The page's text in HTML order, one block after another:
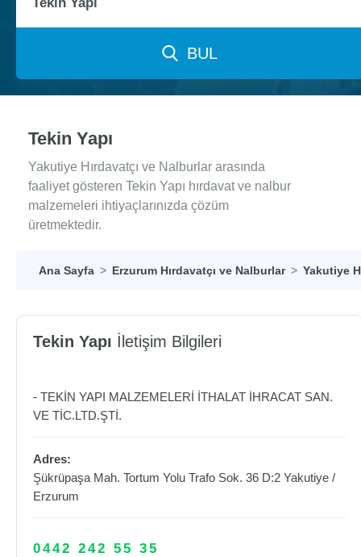
BUL
Tekin Yapı
Yakutiye Hırdavatçı ve Nalburlar arasında
faaliyet gösteren Tekin Yapı hırdavat ve nalbur
malzemeleri ihtiyaçlarınızda çözüm
üretmektedir.
Ana Sayfa Erzurum Hırdavatçı ve Nalburlar Yakutiye
Tekin Yapı İletişim Bilgileri
- TEKİN YAPI MALZEMELERİ İTHALAT İHRACAT SAN.
VE TİC.LTD.ŞTİ.
Adres:
Şükrüpaşa Mah. Tortum Yolu Trafo Sok. 36 D:2 Yakutiye /
Erzurum
0442 242 55 35